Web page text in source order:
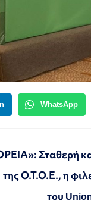
WhatsApp
Σταθερή
της Ο.Τ.Ο.Ε., η
του